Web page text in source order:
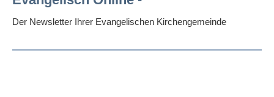
Der Newsletter Ihrer Evangelischen Kirchengemeinde